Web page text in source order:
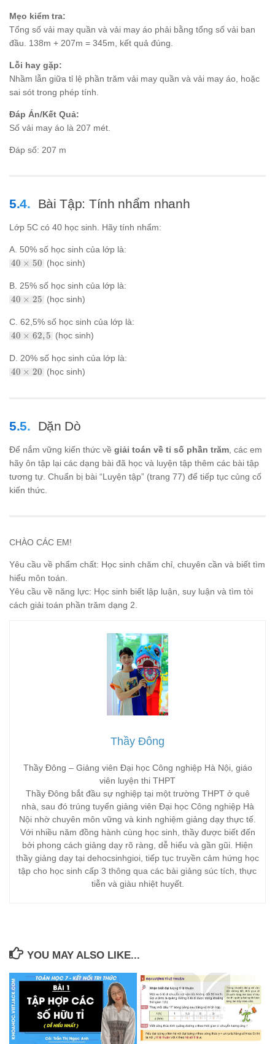
60% =
345
\times
\frac{60}
207
Mẹo kiểm tra:
Tổng số vải may quần và vải may áo phải bằng tổng số vải ban
đầu. 138m + 207m = 345m, kết quả đúng.
Lỗi hay gặp:
Nhầm lẫn giữa tỉ lệ phần trăm vải may quần và vải may áo, hoặc
sai sót trong phép tính.
Đáp Án/Kết Quả:
Số vải may áo là 207 mét.
Đáp số: 207 m
Bài Tập: Tính nhẩm nhanh
Lớp 5C có 40 học sinh. Hãy tính nhẩm:
A. 50% số học sinh của lớp là:
40 \times
\times
{100} =
40 × 50 (học sinh)
B. 25% số học sinh của lớp là:
40 \times
\times
\frac{25}
{100} =
40 × 25 (học sinh)
C. 62,5% số học sinh của lớp là:
40 \times
\times
\frac{62,5}
{100} = 25
40 × 62, 5 (học sinh)
D. 20% số học sinh của lớp là:
40 \times
8
40 × 20 (học sinh)
Dặn Dò
Để nắm vững kiến thức về giải toán về tỉ số phần trăm , các em
hãy ôn tập lại các dạng bài đã học và luyện tập thêm các bài tập
tương tự. Chuẩn bị bài “Luyện tập” (trang 77) để tiếp tục củng cố
kiến thức.
CHÀO CÁC EM!
Yêu cầu về phẩm chất: Học sinh chăm chỉ, chuyên cần và biết tìm
hiểu môn toán.
Yêu cầu về năng lực: Học sinh biết lập luận, suy luận và tìm tòi
cách giải toán phần trăm dạng 2.
Thầy Đông
Thầy Đông – Giảng viên Đại học Công nghiệp Hà Nội, giáo
viên luyện thi THPT
Thầy Đông bắt đầu sự nghiệp tại một trường THPT ở quê
nhà, sau đó trúng tuyển giảng viên Đại học Công nghiệp Hà
Nội nhờ chuyên môn vững và kinh nghiệm giảng dạy thực tế.
Với nhiều năm đồng hành cùng học sinh, thầy được biết đến
bởi phong cách giảng dạy rõ ràng, dễ hiểu và gần gũi. Hiện
thầy giảng dạy tại dehocsinhgioi, tiếp tục truyền cảm hứng học
tập cho học sinh cấp 3 thông qua các bài giảng súc tích, thực
tiễn và giàu nhiệt huyết.
YOU MAY ALSO LIKE...